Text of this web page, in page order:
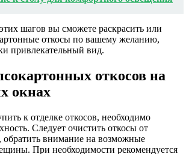
шагов вы сможете раскрасить или
откосы по вашему желанию,
привлекательный вид.
откосов на
окнах
к отделке откосов, необходимо
Следует очистить откосы от
внимание на возможные
При необходимости рекомендуется